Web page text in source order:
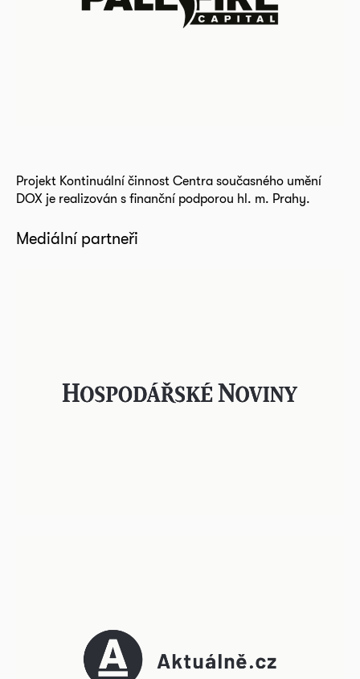
Projekt Kontinuální činnost Centra současného umění
DOX je realizován s finanční podporou hl. m. Prahy.
Mediální partneři